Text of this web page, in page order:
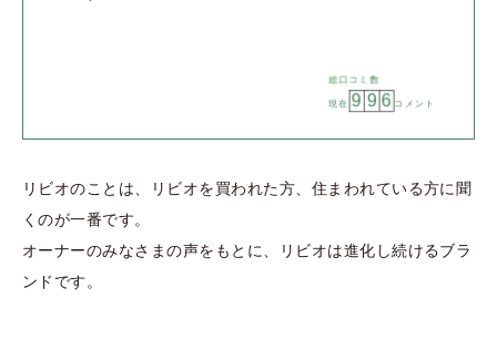
総口コミ数
現在 9 9 6 コメント
リビオのことは、リビオを買われた方、住まわれている方に聞
くのが一番です。
オーナーのみなさまの声をもとに、リビオは進化し続けるブラ
ンドです。